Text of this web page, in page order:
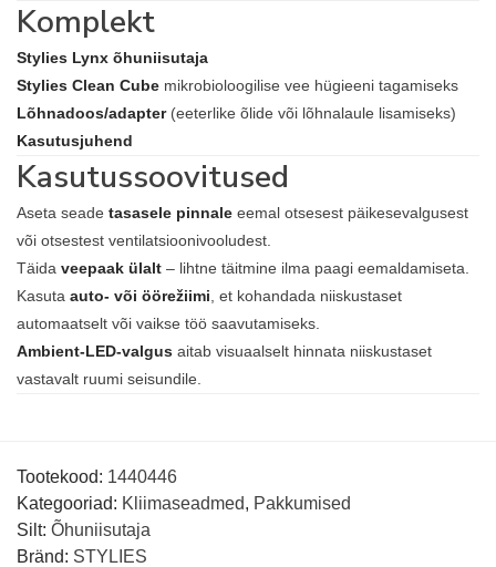
Komplekt
Stylies Lynx õhuniisutaja
Stylies Clean Cube mikrobioloogilise vee hügieeni tagamiseks
Lõhnadoos/adapter(eeterlike õlide või lõhnalaule lisamiseks)
Kasutusjuhend
Kasutussoovitused
Aseta seade tasasele pinnale eemal otsesest päikesevalgusest
või otsestest ventilatsioonivooludest.
Täida veepaak ülalt – lihtne täitmine ilma paagi eemaldamiseta.
Kasuta auto- või öörežiimi, et kohandada niiskustaset
automaatselt või vaikse töö saavutamiseks.
Ambient-LED-valgus aitab visuaalselt hinnata niiskustaset
vastavalt ruumi seisundile.
Tootekood: 1440446
Kategooriad: Kliimaseadmed, Pakkumised
Silt: Õhuniisutaja
Bränd: STYLIES